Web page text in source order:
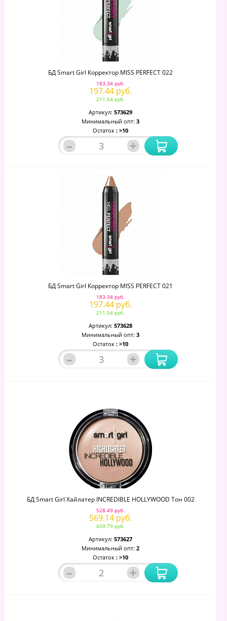
БД Smart Girl Корректор MISS PERFECT 022
183.34 руб.
197.44 руб.
211.54 руб.
Артикул: 573629
Минимальный опт: 3
Остаток : >10
– +
БД Smart Girl Корректор MISS PERFECT 021
183.34 руб.
197.44 руб.
211.54 руб.
Артикул: 573628
Минимальный опт: 3
Остаток : >10
– +
БД Smart Girl Хайлатер INCREDIBLE HOLLYWOOD Тон 002
528.49 руб.
569.14 руб.
609.79 руб.
Артикул: 573627
Минимальный опт: 2
Остаток : >10
– +